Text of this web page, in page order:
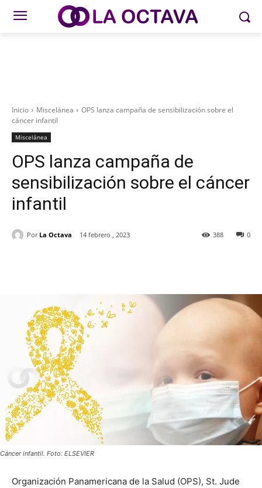
Inicio Miscelánea
OPS lanza campaña de sensibilización sobre el
cáncer infantil
Miscelánea
OPS lanza campaña de
sensibilización sobre el cáncer
infantil
Por La Octava 14 febrero , 2023 0
388
Cáncer infantil. Foto: ELSEVIER
Organización Panamericana de la Salud (OPS), St. Jude